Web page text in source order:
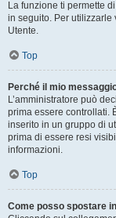
La funzione ti permette
in seguito. Per utilizzarle
Utente.
Top
Perché il mio
L’amministratore può
prima essere controllati.
inserito in un gruppo di
prima di essere resi
informazioni.
Top
Come posso spostare